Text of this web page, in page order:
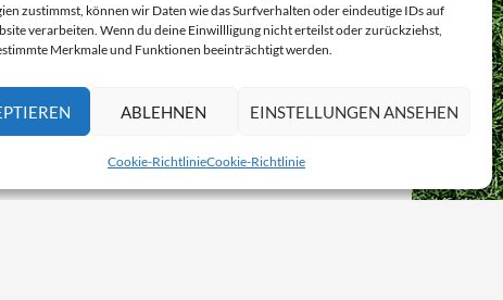
zustimmst, können wir Daten wie das Surfverhalten oder eindeutige IDs auf
verarbeiten. Wenn du deine Einwillligung nicht erteilst oder zurückziehst,
Merkmale und Funktionen beeinträchtigt werden.
ABLEHNEN EINSTELLUNGEN ANSEHEN
Cookie-RichtlinieCookie-Richtlinie